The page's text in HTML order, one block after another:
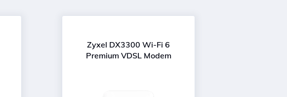
Zyxel DX3300 Wi-Fi 6
Premium VDSL Modem